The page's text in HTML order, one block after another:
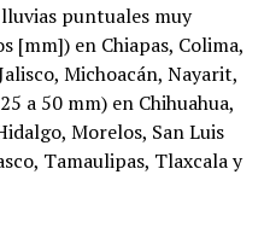
puntuales muy
[mm]) en Chiapas, Colima,
Michoacán, Nayarit,
a 50 mm) en Chihuahua,
Morelos, San Luis
Tamaulipas, Tlaxcala y